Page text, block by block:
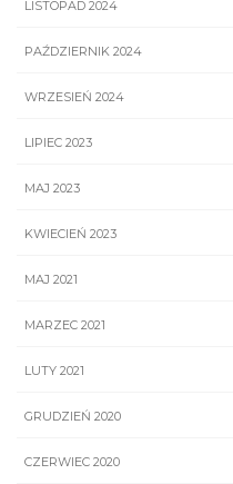
LISTOPAD 2024
PAŹDZIERNIK 2024
WRZESIEŃ 2024
LIPIEC 2023
MAJ 2023
KWIECIEŃ 2023
MAJ 2021
MARZEC 2021
LUTY 2021
GRUDZIEŃ 2020
CZERWIEC 2020